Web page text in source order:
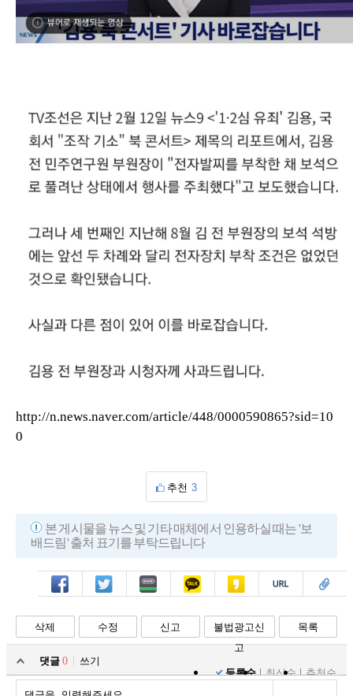
http://n.news.naver.com/article/448/0000590865?sid=10
0
추천 3
본 게시물을 뉴스 및 기타 매체에서 인용하실 때는 '보
배드림' 출처 표기를 부탁드립니다
페북 트윗 밴드 카톡 카스 복사 스크랩
삭제 수정 신고
불법광고신
고
목록
댓글 0
쓰기
등록순
최신순 추천순